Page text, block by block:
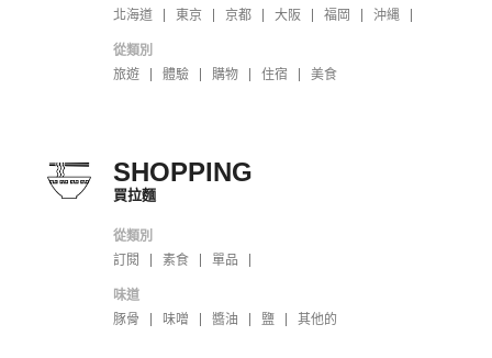
北海道
東京 京都 大阪 福岡 沖縄
從類別
旅遊
體驗 購物 住宿 美食
SHOPPING
買拉麵
從類別
訂閱
素食 單品
味道
豚骨
味噌 醬油 鹽 其他的